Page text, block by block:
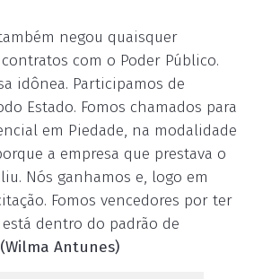
negou quaisquer
com o Poder Público.
idônea. Participamos de
Estado. Fomos chamados para
em Piedade, na modalidade
a empresa que prestava o
Nós ganhamos e, logo em
Fomos vencedores por ter
dentro do padrão de
(Wilma Antunes)